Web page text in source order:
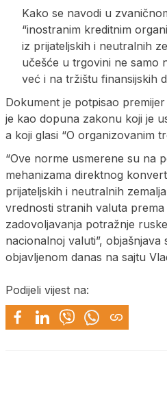
Kako se navodi u
“inostranim kreditnim
iz prijateljskih i neutralnih
učešće u trgovini ne samo
već i na tržištu finansijskih
Dokument je potpisao
je kao dopuna zakonu koji je
a koji glasi “O organizovanim
“Ove norme usmerene su na
mehanizama direktnog
prijateljskih i neutralnih
vrednosti stranih valuta
zadovoljavanja potražnje
nacionalnoj valuti”, objašnjava
objavljenom danas na sajtu
Podijeli vijest na: